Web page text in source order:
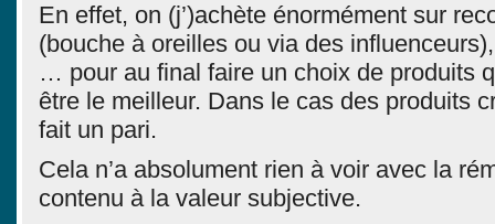
En effet, on (j’)achète énormément sur
(bouche à oreilles ou via des
… pour au final faire un choix de produits
être le meilleur. Dans le cas des produits
fait un pari.
Cela n’a absolument rien à voir avec la
contenu à la valeur subjective.